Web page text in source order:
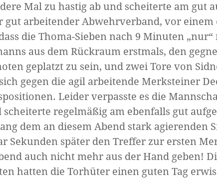
Mal zu hastig ab und scheiterte am gut
gut arbeitender Abwehrverband, vor
die Thoma-Sieben nach 9 Minuten
aus dem Rückraum erstmals, den
geplatzt zu sein, und zwei Tore von
gegen die agil arbeitende Merksteiner
Leider verpasste es die
regelmäßig am ebenfalls gut
dem an diesem Abend stark agierenden
Sekunden später den Treffer zur ersten
auch nicht mehr aus der Hand geben!
hatten die Torhüter einen guten Tag